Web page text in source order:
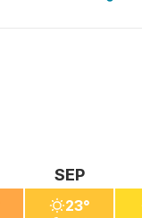
SEP
23°